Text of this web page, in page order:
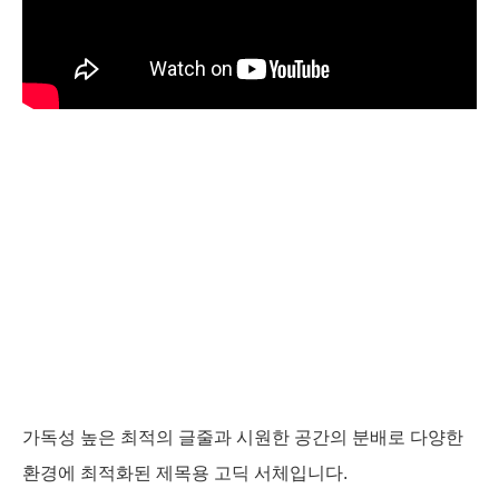
가독성 높은 최적의 글줄과 시원한 공간의 분배로 다양한
환경에 최적화된 제목용 고딕 서체입니다.